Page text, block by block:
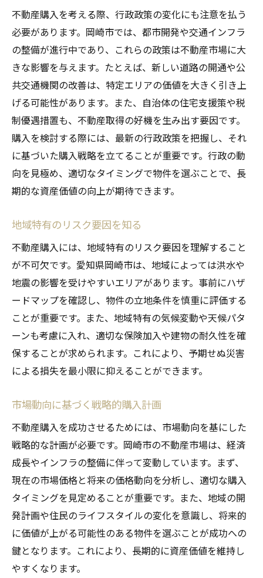
不動産購入を考える際、行政政策の変化にも注意を払う
必要があります。岡崎市では、都市開発や交通インフラ
の整備が進行中であり、これらの政策は不動産市場に大
きな影響を与えます。たとえば、新しい道路の開通や公
共交通機関の改善は、特定エリアの価値を大きく引き上
げる可能性があります。また、自治体の住宅支援策や税
制優遇措置も、不動産取得の好機を生み出す要因です。
購入を検討する際には、最新の行政政策を把握し、それ
に基づいた購入戦略を立てることが重要です。行政の動
向を見極め、適切なタイミングで物件を選ぶことで、長
期的な資産価値の向上が期待できます。
地域特有のリスク要因を知る
不動産購入には、地域特有のリスク要因を理解すること
が不可欠です。愛知県岡崎市は、地域によっては洪水や
地震の影響を受けやすいエリアがあります。事前にハザ
ードマップを確認し、物件の立地条件を慎重に評価する
ことが重要です。また、地域特有の気候変動や天候パタ
ーンも考慮に入れ、適切な保険加入や建物の耐久性を確
保することが求められます。これにより、予期せぬ災害
による損失を最小限に抑えることができます。
市場動向に基づく戦略的購入計画
不動産購入を成功させるためには、市場動向を基にした
戦略的な計画が必要です。岡崎市の不動産市場は、経済
成長やインフラの整備に伴って変動しています。まず、
現在の市場価格と将来の価格動向を分析し、適切な購入
タイミングを見定めることが重要です。また、地域の開
発計画や住民のライフスタイルの変化を意識し、将来的
に価値が上がる可能性のある物件を選ぶことが成功への
鍵となります。これにより、長期的に資産価値を維持し
やすくなります。